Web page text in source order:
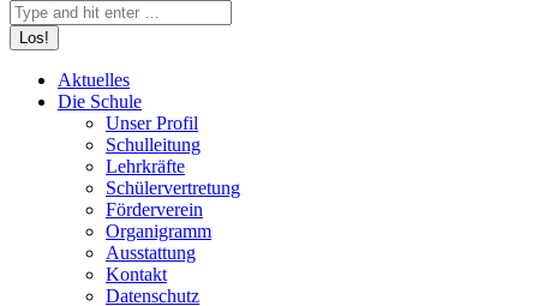
Aktuelles
Die Schule
Unser Profil
Schulleitung
Lehrkräfte
Schülervertretung
Förderverein
Organigramm
Ausstattung
Kontakt
Datenschutz